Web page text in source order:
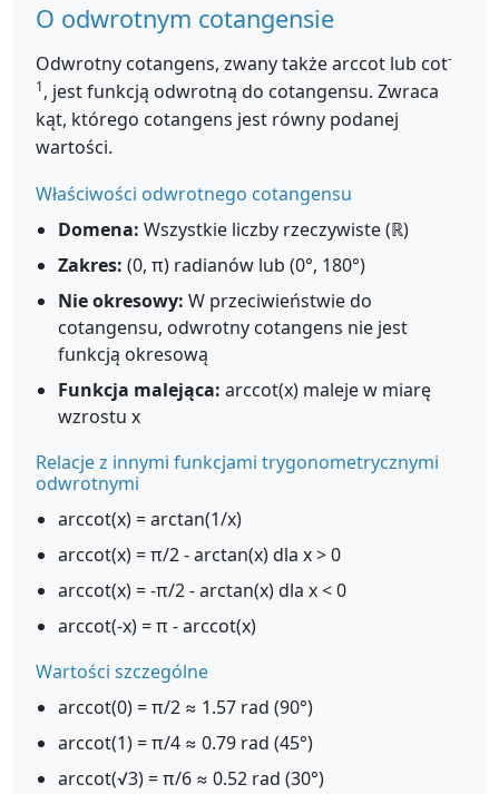
O odwrotnym cotangensie
Odwrotny cotangens, zwany także arccot lub cot-
1, jest funkcją odwrotną do cotangensu. Zwraca
kąt, którego cotangens jest równy podanej
wartości.
Właściwości odwrotnego cotangensu
Domena: Wszystkie liczby rzeczywiste (ℝ)
Zakres: (0, π) radianów lub (0°, 180°)
Nie okresowy: W przeciwieństwie do
cotangensu, odwrotny cotangens nie jest
funkcją okresową
Funkcja malejąca: arccot(x) maleje w miarę
wzrostu x
Relacje z innymi funkcjami trygonometrycznymi
odwrotnymi
arccot(x) = arctan(1/x)
arccot(x) = π/2 - arctan(x) dla x > 0
arccot(x) = -π/2 - arctan(x) dla x < 0
arccot(-x) = π - arccot(x)
Wartości szczególne
arccot(0) = π/2 ≈ 1.57 rad (90°)
arccot(1) = π/4 ≈ 0.79 rad (45°)
arccot(√3) = π/6 ≈ 0.52 rad (30°)